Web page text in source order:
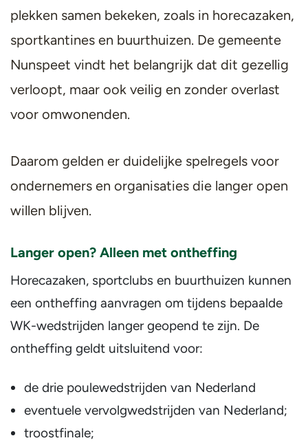
plekken samen bekeken, zoals in horecazaken,
sportkantines en buurthuizen. De gemeente
Nunspeet vindt het belangrijk dat dit gezellig
verloopt, maar ook veilig en zonder overlast
voor omwonenden.
Daarom gelden er duidelijke spelregels voor
ondernemers en organisaties die langer open
willen blijven.
Langer open? Alleen met ontheffing
Horecazaken, sportclubs en buurthuizen kunnen
een ontheffing aanvragen om tijdens bepaalde
WK-wedstrijden langer geopend te zijn. De
ontheffing geldt uitsluitend voor:
de drie poulewedstrijden van Nederland
eventuele vervolgwedstrijden van Nederland;
troostfinale;